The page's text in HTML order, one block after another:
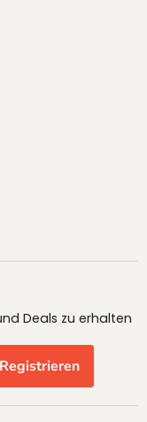
Deals zu erhalten
Registrieren